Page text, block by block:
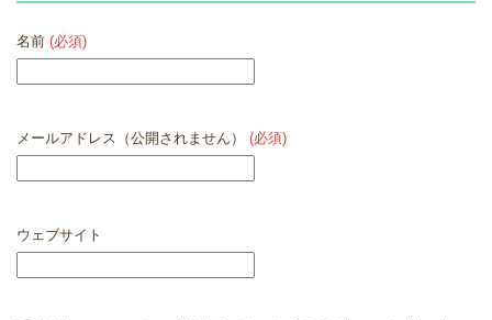
名前 (必須)
メールアドレス（公開されません） (必須)
ウェブサイト